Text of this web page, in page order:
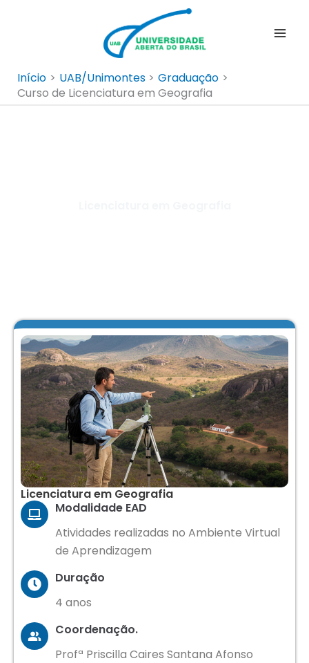
Início
UAB/Unimontes
Graduação
Curso de Licenciatura em Geografia
Licenciatura em Geografia
Modalidade EAD
Atividades realizadas no Ambiente Virtual
de Aprendizagem
Duração
4 anos
Coordenação.
Profª Priscilla Caires Santana Afonso